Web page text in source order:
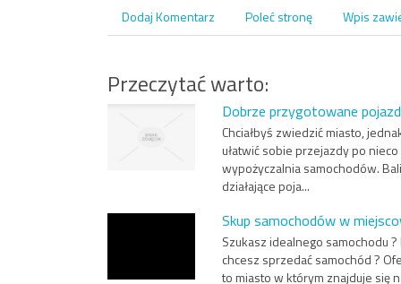
Dodaj Komentarz Poleć stronę Wpis
Przeczytać warto:
Dobrze przygotowane
Chciałbyś zwiedzić miasto,
ułatwić sobie przejazdy po
wypożyczalnia samochodów.
działające poja...
Skup samochodów w
Szukasz idealnego samochodu
chcesz sprzedać samochód ?
to miasto w którym znajduje się